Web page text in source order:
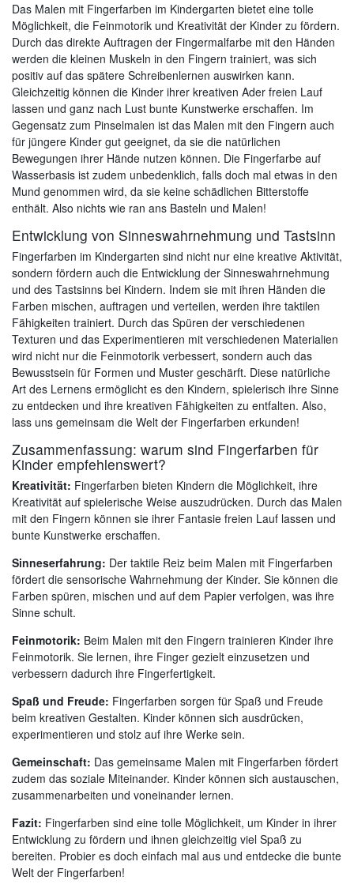
Das Malen mit Fingerfarben im Kindergarten bietet eine tolle
Möglichkeit, die Feinmotorik und Kreativität der Kinder zu fördern.
Durch das direkte Auftragen der Fingermalfarbe mit den Händen
werden die kleinen Muskeln in den Fingern trainiert, was sich
positiv auf das spätere Schreibenlernen auswirken kann.
Gleichzeitig können die Kinder ihrer kreativen Ader freien Lauf
lassen und ganz nach Lust bunte Kunstwerke erschaffen. Im
Gegensatz zum Pinselmalen ist das Malen mit den Fingern auch
für jüngere Kinder gut geeignet, da sie die natürlichen
Bewegungen ihrer Hände nutzen können. Die Fingerfarbe auf
Wasserbasis ist zudem unbedenklich, falls doch mal etwas in den
Mund genommen wird, da sie keine schädlichen Bitterstoffe
enthält. Also nichts wie ran ans Basteln und Malen!
Entwicklung von Sinneswahrnehmung und Tastsinn
Fingerfarben im Kindergarten sind nicht nur eine kreative Aktivität,
sondern fördern auch die Entwicklung der Sinneswahrnehmung
und des Tastsinns bei Kindern. Indem sie mit ihren Händen die
Farben mischen, auftragen und verteilen, werden ihre taktilen
Fähigkeiten trainiert. Durch das Spüren der verschiedenen
Texturen und das Experimentieren mit verschiedenen Materialien
wird nicht nur die Feinmotorik verbessert, sondern auch das
Bewusstsein für Formen und Muster geschärft. Diese natürliche
Art des Lernens ermöglicht es den Kindern, spielerisch ihre Sinne
zu entdecken und ihre kreativen Fähigkeiten zu entfalten. Also,
lass uns gemeinsam die Welt der Fingerfarben erkunden!
Zusammenfassung: warum sind Fingerfarben für
Kinder empfehlenswert?
Kreativität: Fingerfarben bieten Kindern die Möglichkeit, ihre
Kreativität auf spielerische Weise auszudrücken. Durch das Malen
mit den Fingern können sie ihrer Fantasie freien Lauf lassen und
bunte Kunstwerke erschaffen.
Sinneserfahrung: Der taktile Reiz beim Malen mit Fingerfarben
fördert die sensorische Wahrnehmung der Kinder. Sie können die
Farben spüren, mischen und auf dem Papier verfolgen, was ihre
Sinne schult.
Feinmotorik: Beim Malen mit den Fingern trainieren Kinder ihre
Feinmotorik. Sie lernen, ihre Finger gezielt einzusetzen und
verbessern dadurch ihre Fingerfertigkeit.
Spaß und Freude: Fingerfarben sorgen für Spaß und Freude
beim kreativen Gestalten. Kinder können sich ausdrücken,
experimentieren und stolz auf ihre Werke sein.
Gemeinschaft: Das gemeinsame Malen mit Fingerfarben fördert
zudem das soziale Miteinander. Kinder können sich austauschen,
zusammenarbeiten und voneinander lernen.
Fazit: Fingerfarben sind eine tolle Möglichkeit, um Kinder in ihrer
Entwicklung zu fördern und ihnen gleichzeitig viel Spaß zu
bereiten. Probier es doch einfach mal aus und entdecke die bunte
Welt der Fingerfarben!